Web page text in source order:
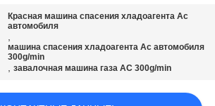
Красная машина спасения хладоагента Ac
автомобиля
,
машина спасения хладоагента Ac автомобиля
300g/min
,завалочная машина газа AC 300g/min